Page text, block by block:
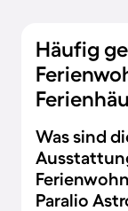
Häufig
Was sind
Paralio